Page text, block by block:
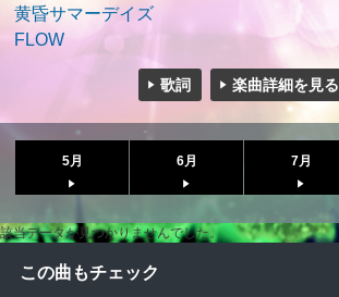
黄昏サマーデイズ
FLOW
歌詞 楽曲詳細を見る
5月 6月 7月
該当データが見つかりませんでした。
この曲もチェック